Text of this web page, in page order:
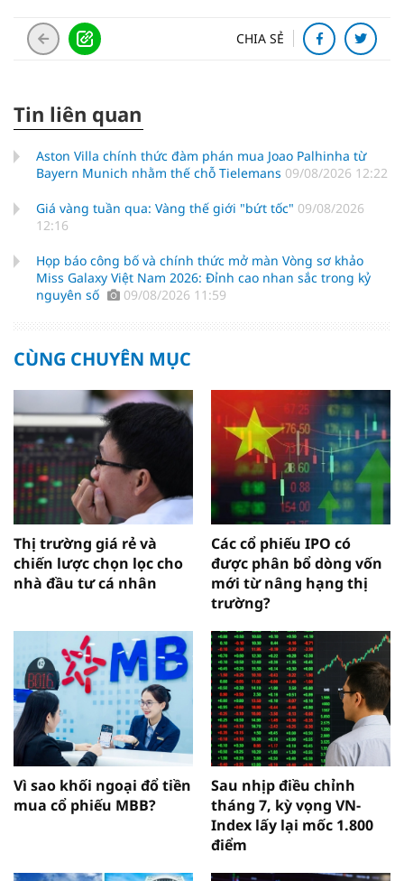
CHIA SẺ
Tin liên quan
Aston Villa chính thức đàm phán mua Joao Palhinha từ
Bayern Munich nhằm thế chỗ Tielemans 09/08/2026 12:22
Giá vàng tuần qua: Vàng thế giới "bứt tốc" 09/08/2026
12:16
Họp báo công bố và chính thức mở màn Vòng sơ khảo
Miss Galaxy Việt Nam 2026: Đỉnh cao nhan sắc trong kỷ
nguyên số
09/08/2026 11:59
CÙNG CHUYÊN MỤC
Thị trường giá rẻ và
chiến lược chọn lọc cho
nhà đầu tư cá nhân
Các cổ phiếu IPO có
được phân bổ dòng vốn
mới từ nâng hạng thị
trường?
Vì sao khối ngoại đổ tiền
mua cổ phiếu MBB?
Sau nhịp điều chỉnh
tháng 7, kỳ vọng VN-
Index lấy lại mốc 1.800
điểm